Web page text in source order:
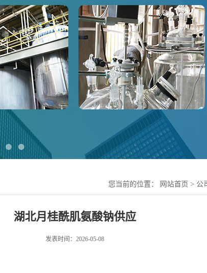
您当前的位置： 网站首页 > 公
湖北月桂酰肌氨酸钠供应
发表时间：2026-05-08